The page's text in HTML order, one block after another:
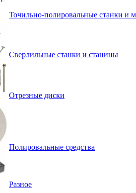
Точильно-полировальные станки и
Сверлильные станки и станины
Отрезные диски
Полировальные средства
Разное